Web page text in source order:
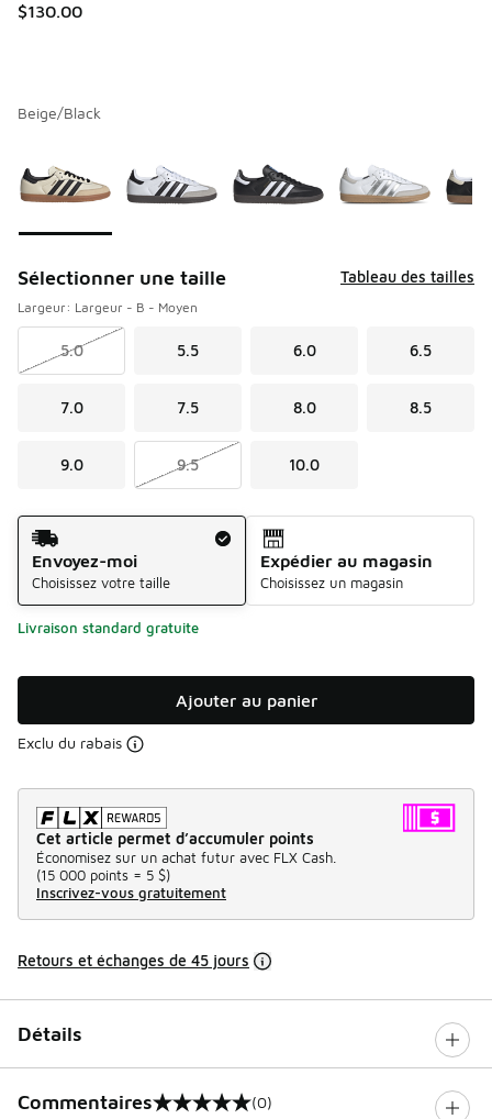
$130.00
Beige/Black
Sélectionner une taille Tableau des tailles
Largeur: Largeur - B - Moyen
5.0 5.5 6.0 6.5
7.0 7.5 8.0 8.5
9.0 9.5 10.0
Méthode d’expédition
Envoyez-moi
Choisissez votre taille
Expédier au magasin
Choisissez un magasin
Livraison standard gratuite
Ajouter au panier
Exclu du rabais
Cet article permet d’accumuler points
Économisez sur un achat futur avec FLX Cash.
(15 000 points = 5 $)
Inscrivez-vous gratuitement
Retours et échanges de 45 jours
Détails
Commentaires
0 sur 5 notes (0)